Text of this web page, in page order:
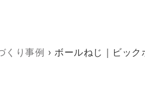
くり事例 ›ボールねじ｜ビック